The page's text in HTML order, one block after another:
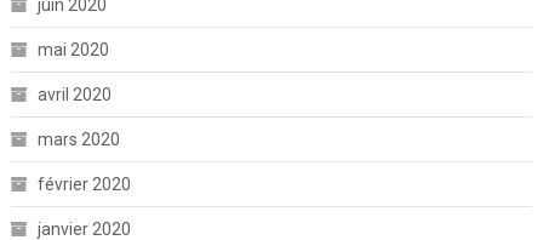
juin 2020
mai 2020
avril 2020
mars 2020
février 2020
janvier 2020